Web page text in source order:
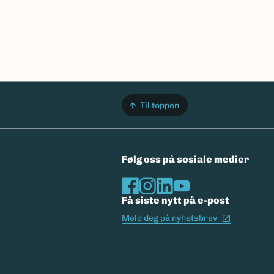
Til toppen
Følg oss på sosiale medier
Få siste nytt på e-post
Meld deg på nyhetsbrev